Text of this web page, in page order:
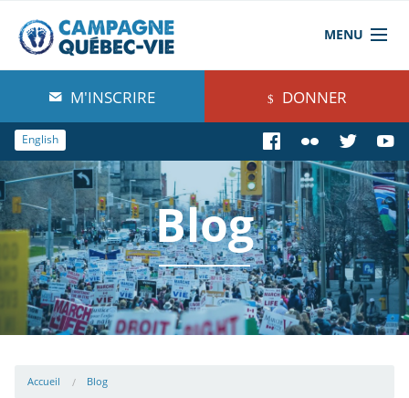
MENU
À propos de nous
Blog
Comprendre
Agir
Boutique
M'INSCRIRE DONNER
English
Blog
Accueil Blog